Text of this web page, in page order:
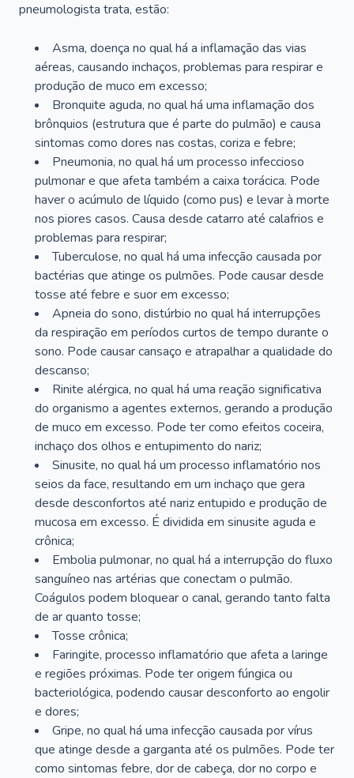
pneumologista trata, estão:
Asma, doença no qual há a inflamação das vias
aéreas, causando inchaços, problemas para respirar e
produção de muco em excesso;
Bronquite aguda, no qual há uma inflamação dos
brônquios (estrutura que é parte do pulmão) e causa
sintomas como dores nas costas, coriza e febre;
Pneumonia, no qual há um processo infeccioso
pulmonar e que afeta também a caixa torácica. Pode
haver o acúmulo de líquido (como pus) e levar à morte
nos piores casos. Causa desde catarro até calafrios e
problemas para respirar;
Tuberculose, no qual há uma infecção causada por
bactérias que atinge os pulmões. Pode causar desde
tosse até febre e suor em excesso;
Apneia do sono, distúrbio no qual há interrupções
da respiração em períodos curtos de tempo durante o
sono. Pode causar cansaço e atrapalhar a qualidade do
descanso;
Rinite alérgica, no qual há uma reação significativa
do organismo a agentes externos, gerando a produção
de muco em excesso. Pode ter como efeitos coceira,
inchaço dos olhos e entupimento do nariz;
Sinusite, no qual há um processo inflamatório nos
seios da face, resultando em um inchaço que gera
desde desconfortos até nariz entupido e produção de
mucosa em excesso. É dividida em sinusite aguda e
crônica;
Embolia pulmonar, no qual há a interrupção do fluxo
sanguíneo nas artérias que conectam o pulmão.
Coágulos podem bloquear o canal, gerando tanto falta
de ar quanto tosse;
Tosse crônica;
Faringite, processo inflamatório que afeta a laringe
e regiões próximas. Pode ter origem fúngica ou
bacteriológica, podendo causar desconforto ao engolir
e dores;
Gripe, no qual há uma infecção causada por vírus
que atinge desde a garganta até os pulmões. Pode ter
como sintomas febre, dor de cabeça, dor no corpo e